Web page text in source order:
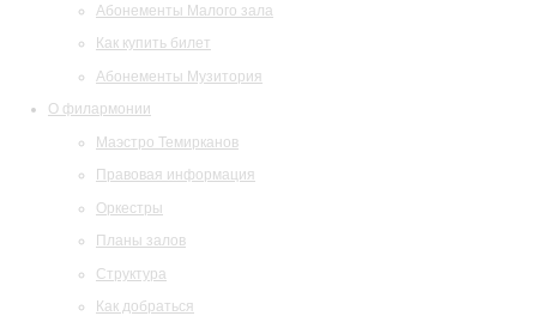
Абонементы Малого зала
Как купить билет
Абонементы Музитория
О филармонии
Маэстро Темирканов
Правовая информация
Оркестры
Планы залов
Структура
Как добраться